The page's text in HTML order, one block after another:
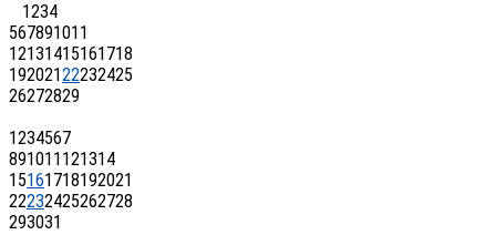
1234
567891011
12131415161718
19202122232425
26272829
1234567
891011 121314
15161718192021
22232425262728
293031